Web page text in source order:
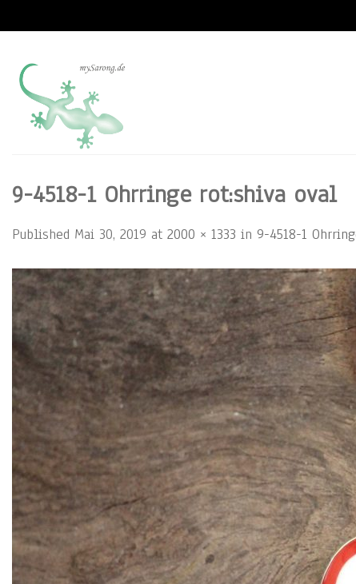
content
9-4518-1 Ohrringe rot:shiva oval
Published Mai 30, 2019 at 2000 × 1333 in 9-4518-1